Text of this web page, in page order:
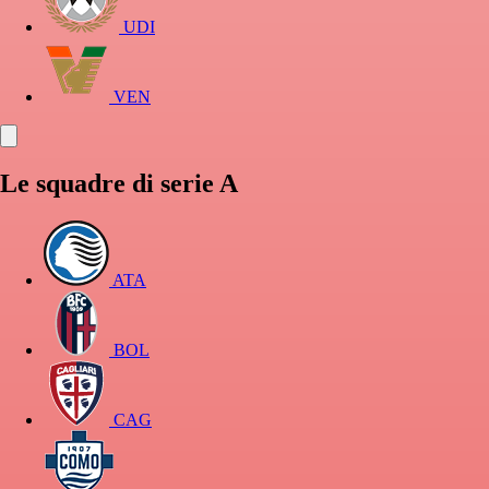
UDI
VEN
Le squadre di serie A
ATA
BOL
CAG